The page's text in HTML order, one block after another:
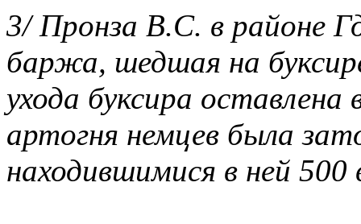
3/ Пронза B.C. в районе
баржа, шедшая на
ухода буксира
артогня немцев была
находившимися в ней 500